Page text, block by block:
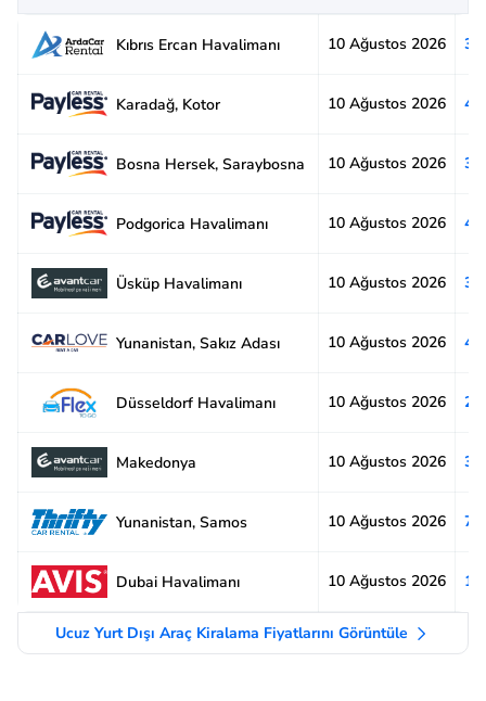
Kıbrıs Ercan Havalimanı 10 Ağustos 2026
Karadağ, Kotor 10 Ağustos 2026
Bosna Hersek, Saraybosna 10 Ağustos 2026
Podgorica Havalimanı 10 Ağustos 2026
Üsküp Havalimanı 10 Ağustos 2026
Yunanistan, Sakız Adası 10 Ağustos 2026
Düsseldorf Havalimanı 10 Ağustos 2026
Makedonya 10 Ağustos 2026
Yunanistan, Samos 10 Ağustos 2026
Dubai Havalimanı 10 Ağustos 2026
Ucuz Yurt Dışı Araç Kiralama Fiyatlarını Görüntüle